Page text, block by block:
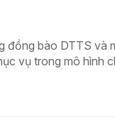
đồng bào DTTS và
vụ trong mô hình